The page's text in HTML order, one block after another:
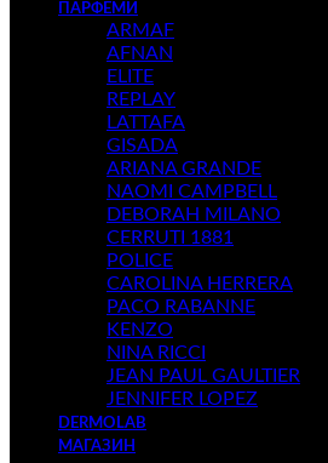
ПАРФЕМИ
ARMAF
AFNAN
ELITE
REPLAY
LATTAFA
GISADA
ARIANA GRANDE
NAOMI CAMPBELL
DEBORAH MILANO
CERRUTI 1881
POLICE
CAROLINA HERRERA
PACO RABANNE
KENZO
NINA RICCI
JEAN PAUL GAULTIER
JENNIFER LOPEZ
DERMOLAB
МАГАЗИН